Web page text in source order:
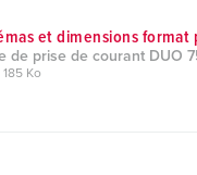
et dimensions format
de prise de courant DUO
185 Ko